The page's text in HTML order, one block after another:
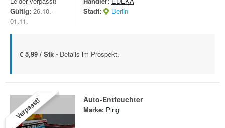
Gültig: 26.10. -
01.11.
Stadt:
Berlin
€ 5,99 / Stk - Details im Prospekt.
Verpasst! Auto-Entfeuchter
Marke: Pingi